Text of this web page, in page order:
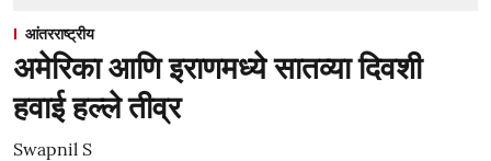
आंतरराष्ट्रीय
अमेरिका आणि इराणमध्ये सातव्या दिवशी
हवाई हल्ले तीव्र
Swapnil S